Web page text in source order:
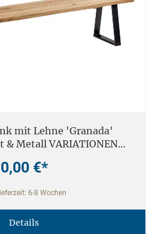
mit Lehne 'Granada'
& Metall VARIATIONEN
0,00 €*
6-8 Wochen
Details